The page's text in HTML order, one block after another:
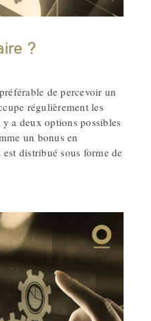
?
de percevoir un
régulièrement les
a deux options possibles
un bonus en
distribué sous forme de